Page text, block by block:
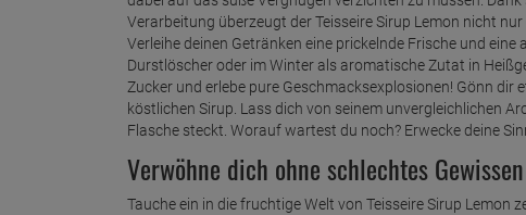
Verarbeitung überzeugt der Teisseire Sirup Lemon nicht
Verleihe deinen Getränken eine prickelnde Frische und
Durstlöscher oder im Winter als aromatische Zutat in
Zucker und erlebe pure Geschmacksexplosionen! Gönn
köstlichen Sirup. Lass dich von seinem unvergleichlichen
Flasche steckt. Worauf wartest du noch? Erwecke deine
Verwöhne dich ohne schlechtes
Tauche ein in die fruchtige Welt von Teisseire Sirup Lemon